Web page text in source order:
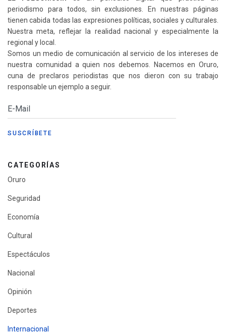
periodismo para todos, sin exclusiones. En nuestras páginas
tienen cabida todas las expresiones políticas, sociales y culturales.
Nuestra meta, reflejar la realidad nacional y especialmente la
regional y local.
Somos un medio de comunicación al servicio de los intereses de
nuestra comunidad a quien nos debemos. Nacemos en Oruro,
cuna de preclaros periodistas que nos dieron con su trabajo
responsable un ejemplo a seguir.
CATEGORÍAS
Oruro
Seguridad
Economía
Cultural
Espectáculos
Nacional
Opinión
Deportes
Internacional